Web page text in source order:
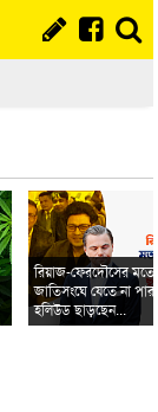
রিয়াজ-ফেরদৌসের মতো
জাতিসংঘে যেতে না
হলিউড ছাড়ছেন...